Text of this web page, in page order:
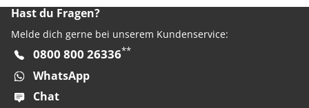
Hast du Fragen?
Melde dich gerne bei unserem Kundenservice:
0800 800 26336**
WhatsApp
Chat